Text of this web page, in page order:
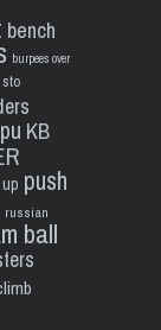
bench
burpees over
sto
KB
push
russian
ball